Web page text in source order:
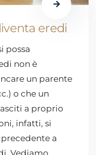
eredi
possa
non è
un parente
o che un
a proprio
infatti, si
a
Vediamo